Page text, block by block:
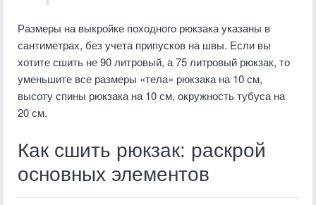
Размеры на выкройке походного рюкзака указаны в
сантиметрах, без учета припусков на швы. Если вы
хотите сшить не 90 литровый, а 75 литровый рюкзак, то
уменьшите все размеры «тела» рюкзака на 10 см,
высоту спины рюкзака на 10 см, окружность тубуса на
20 см.
Как сшить рюкзак: раскрой
основных элементов